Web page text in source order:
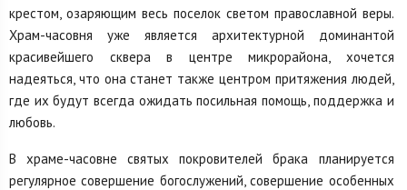
крестом, озаряющим весь поселок светом православной веры.
Храм-часовня уже является архитектурной доминантой
красивейшего сквера в центре микрорайона, хочется
надеяться, что она станет также центром притяжения людей,
где их будут всегда ожидать посильная помощь, поддержка и
любовь.
В храме-часовне святых покровителей брака планируется
регулярное совершение богослужений, совершение особенных